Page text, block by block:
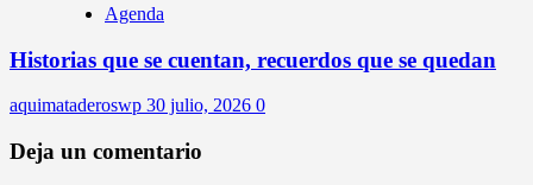
Agenda
Historias que se cuentan, recuerdos que se quedan
aquimataderoswp 30 julio, 2026 0
Deja un comentario